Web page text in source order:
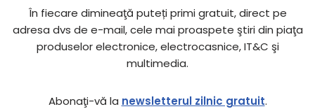
În fiecare dimineaţă puteți primi gratuit, direct pe
adresa dvs de e-mail, cele mai proaspete ştiri din piaţa
produselor electronice, electrocasnice, IT&C şi
multimedia.
Abonaţi-vă la newsletterul zilnic gratuit.